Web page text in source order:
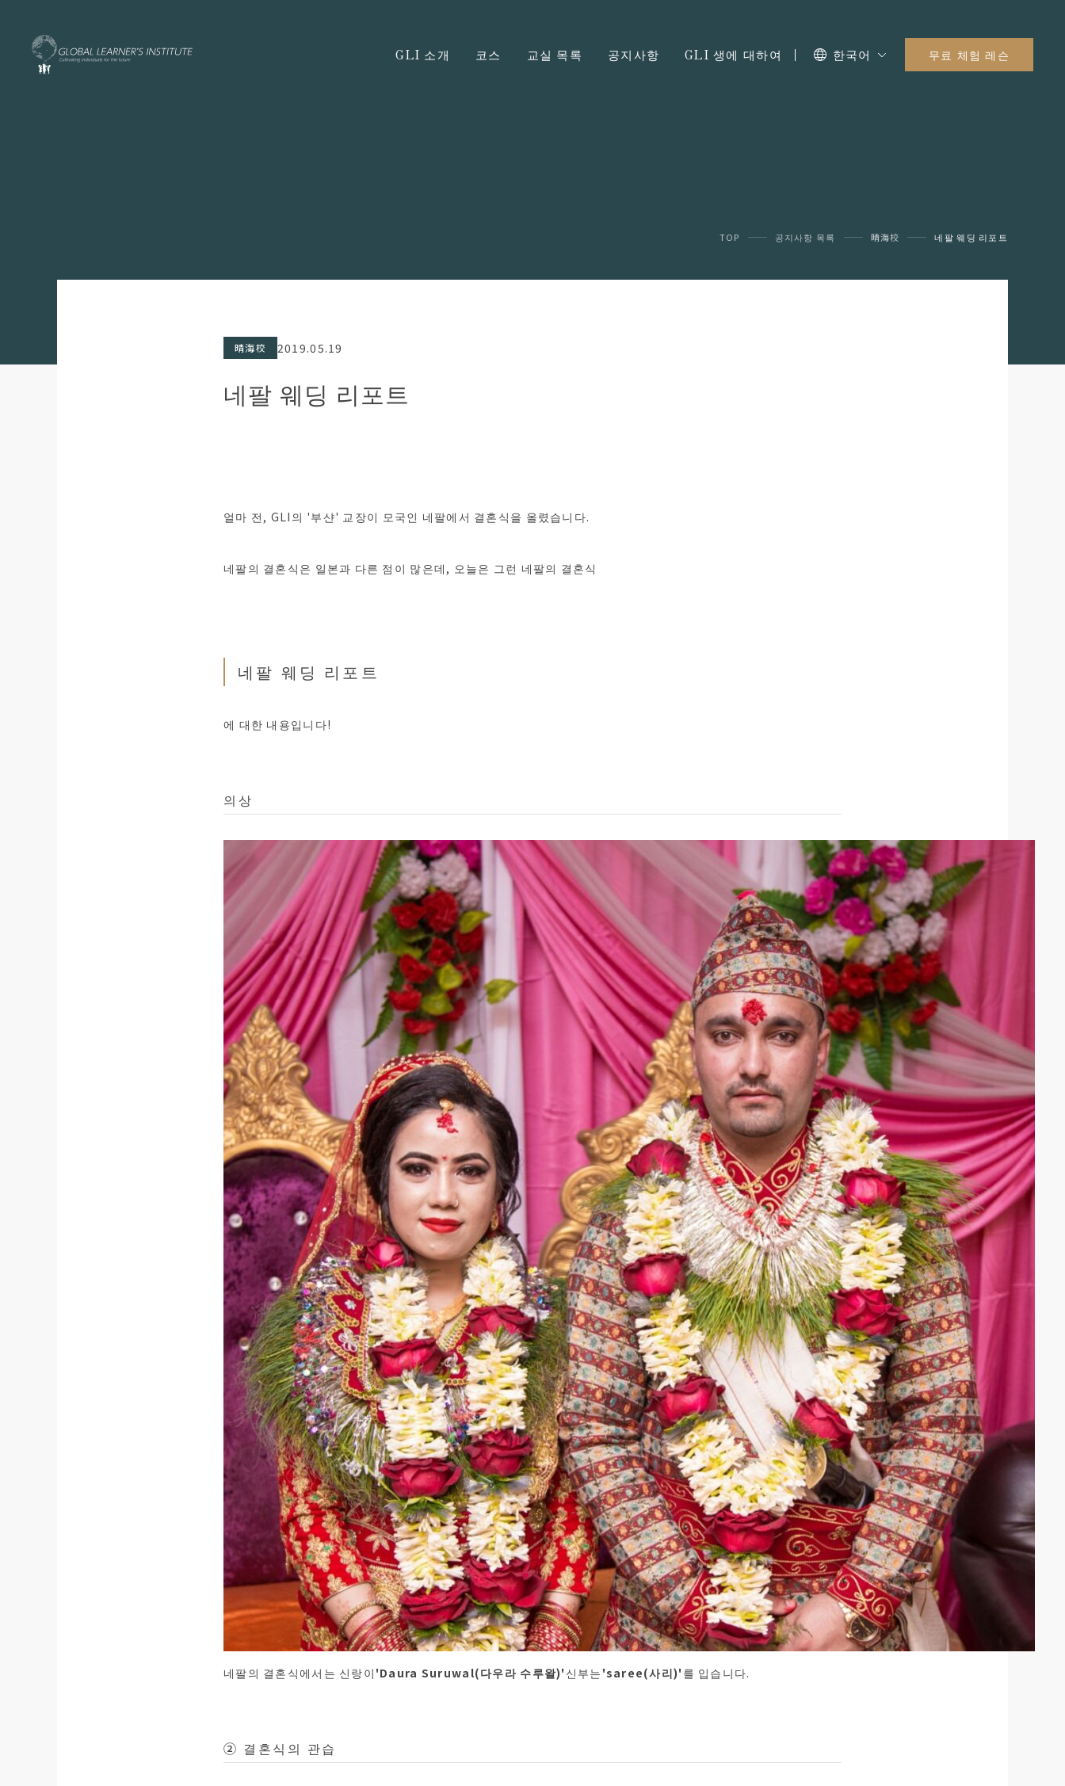
GLI 소개 코스 교실 목록 공지사항 GLI 생에 대하여 한국어 무료 체험 레슨
TOP 공지사항 목록 晴海校 네팔 웨딩 리포트
晴海校 2019.05.19
네팔 웨딩 리포트
얼마 전, GLI의 '부샨' 교장이 모국인 네팔에서 결혼식을 올렸습니다.
네팔의 결혼식은 일본과 다른 점이 많은데, 오늘은 그런 네팔의 결혼식
네팔 웨딩 리포트
에 대한 내용입니다!
의상
네팔의 결혼식에서는 신랑이 'Daura Suruwal(다우라 수루왈)' 신부는 'saree(사리)' 를 입습니다.
② 결혼식의 관습